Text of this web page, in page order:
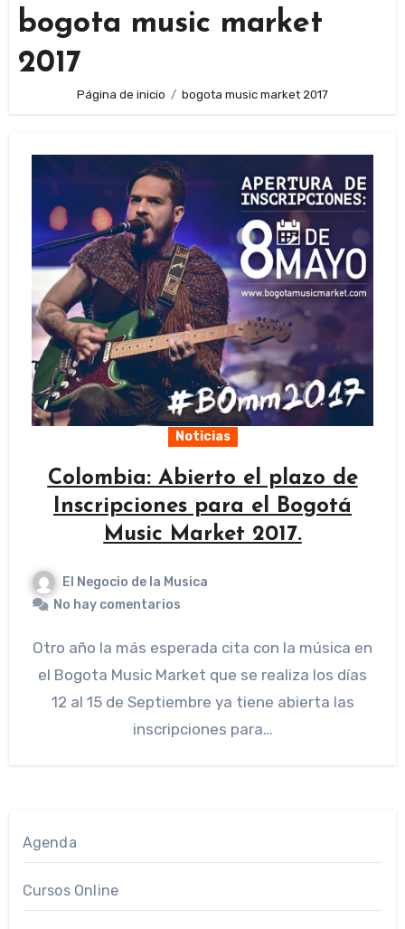
bogota music market
2017
Página de inicio bogota music market 2017
Noticias
Colombia: Abierto el plazo de
Inscripciones para el Bogotá
Music Market 2017.
El Negocio de la Musica
No hay comentarios
Otro año la más esperada cita con la música en
el Bogota Music Market que se realiza los días
12 al 15 de Septiembre ya tiene abierta las
inscripciones para…
Agenda
Cursos Online